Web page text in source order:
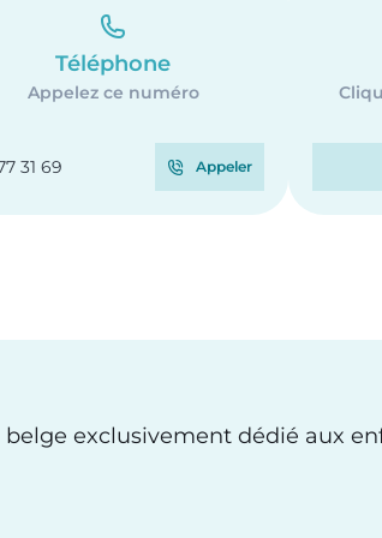
Téléphone
Appelez ce numéro
31 69 Appeler
exclusivement dédié aux